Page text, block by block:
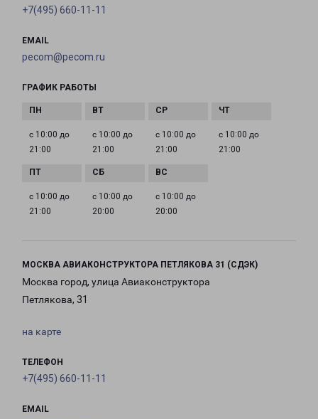
+7(495) 660-11-11
EMAIL
pecom@pecom.ru
ГРАФИК РАБОТЫ
с 10:00 до
21:00
с 10:00 до
21:00
с 10:00 до
21:00
с 10:00 до
21:00
с 10:00 до
21:00
с 10:00 до
20:00
с 10:00 до
20:00
МОСКВА АВИАКОНСТРУКТОРА ПЕТЛЯКОВА 31 (СДЭК)
Москва город, улица Авиаконструктора
Петлякова, 31
на карте
ТЕЛЕФОН
+7(495) 660-11-11
EMAIL